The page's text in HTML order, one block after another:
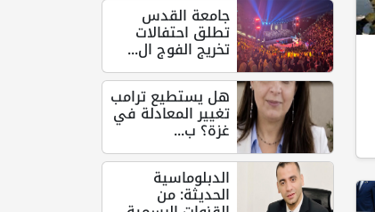
جامعة القدس
تطلق احتفالات
تخريج الفوج ال...
هل يستطيع ترامب
تغيير المعادلة في
غزة؟ ب...
الدبلوماسية
الحديثة: من